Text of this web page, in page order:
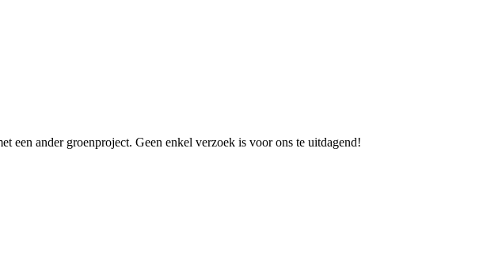
een ander groenproject. Geen enkel verzoek is voor ons te uitdagend!